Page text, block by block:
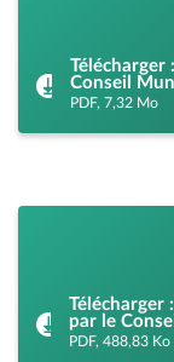
Télécharger
Conseil
PDF, 7,32 Mo
Télécharger
par le
PDF, 488,83 Ko